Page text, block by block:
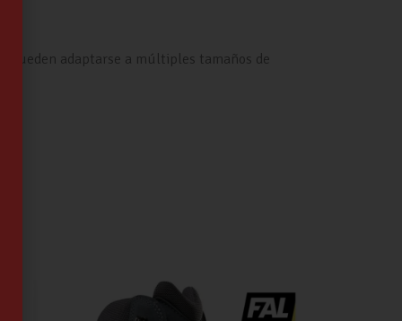
pueden adaptarse a múltiples tamaños de